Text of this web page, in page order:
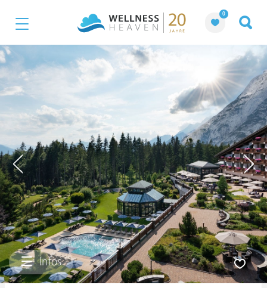
0
Infos